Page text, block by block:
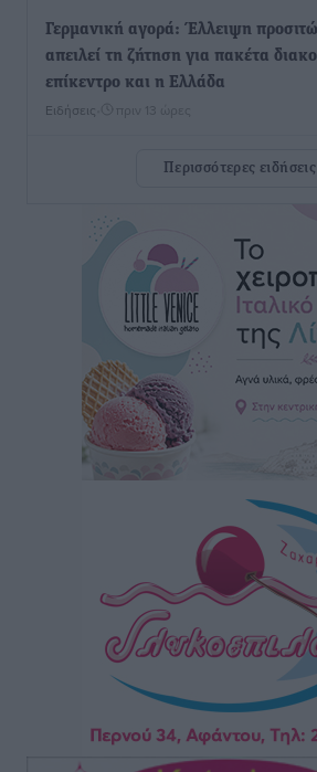
Γερμανική αγορά: Έλλειψη
απειλεί τη ζήτηση για πακέτα
επίκεντρο και η Ελλάδα
Ειδήσεις πριν 13 ώρες
Νέο ξενοδοχείο στη Ρόδο για την H
στην Κω
Τοπικές Ειδήσεις • πριν 13 ώρες
Αυτοκίνητο μπήκε παράνομα σε
Μαστιχάρι – Αναποδογύρισε όχημα
5χρονο παιδί
Τοπικές Ειδήσεις• πριν 13 ώρες
“Η Ευρώπη αντιμετώπιζε το
τρόμου” – Η συγκλονιστική
Γιασιράνη στον RV για τα
πριν 13 ώρες
Συναυλία με τον Γιάννη Κότσιρα
Πολιτιστικά• πριν 13 ώρες
Έκτακτη συνεδρίαση της
αύριο Παρασκευή 7 Αυγούστου
πριν 13 ώρες
Περισσότερες ειδήσεις